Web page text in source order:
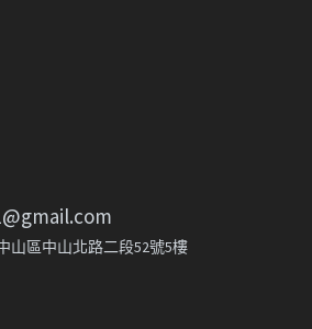
山區中山北路二段52號5樓